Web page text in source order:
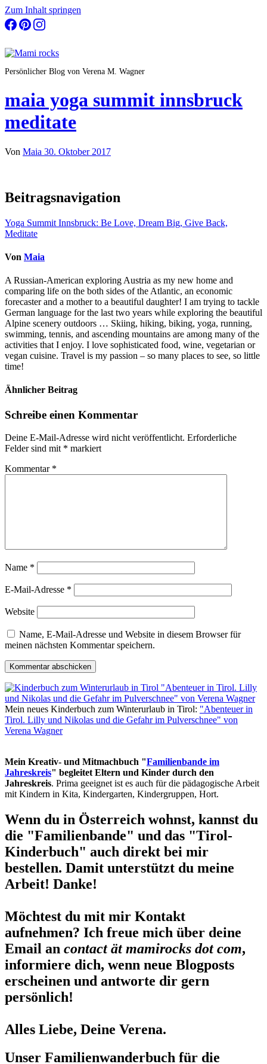
Zum Inhalt springen
Persönlicher Blog von Verena M. Wagner
maia yoga summit innsbruck
meditate
Von Maia 30. Oktober 2017
Beitragsnavigation
Yoga Summit Innsbruck: Be Love, Dream Big, Give Back,
Meditate
Von Maia
A Russian-American exploring Austria as my new home and
comparing life on the both sides of the Atlantic, an economic
forecaster and a mother to a beautiful daughter! I am trying to tackle
German language for the last two years while exploring the beautiful
Alpine scenery outdoors … Skiing, hiking, biking, yoga, running,
swimming, tennis, and ascending mountains are among many of the
activities that I enjoy. I love sophisticated food, wine, vegetarian or
vegan cuisine. Travel is my passion – so many places to see, so little
time!
Ähnlicher Beitrag
Schreibe einen Kommentar
Deine E-Mail-Adresse wird nicht veröffentlicht. Erforderliche
Felder sind mit * markiert
Kommentar *
Name *
E-Mail-Adresse *
Website
Name, E-Mail-Adresse und Website in diesem Browser für
meinen nächsten Kommentar speichern.
Mein neues Kinderbuch zum Winterurlaub in Tirol: "Abenteuer in
Tirol. Lilly und Nikolas und die Gefahr im Pulverschnee" von
Verena Wagner
Mein Kreativ- und Mitmachbuch "Familienbande im
Jahreskreis" begleitet Eltern und Kinder durch den
Jahreskreis. Prima geeignet ist es auch für die pädagogische Arbeit
mit Kindern in Kita, Kindergarten, Kindergruppen, Hort.
Wenn du in Österreich wohnst, kannst du
die "Familienbande" und das "Tirol-
Kinderbuch" auch direkt bei mir
bestellen. Damit unterstützt du meine
Arbeit! Danke!
Möchtest du mit mir Kontakt
aufnehmen? Ich freue mich über deine
Email an contact ät mamirocks dot com,
informiere dich, wenn neue Blogposts
erscheinen und antworte dir gern
persönlich!
Alles Liebe, Deine Verena.
Unser Familienwanderbuch für die